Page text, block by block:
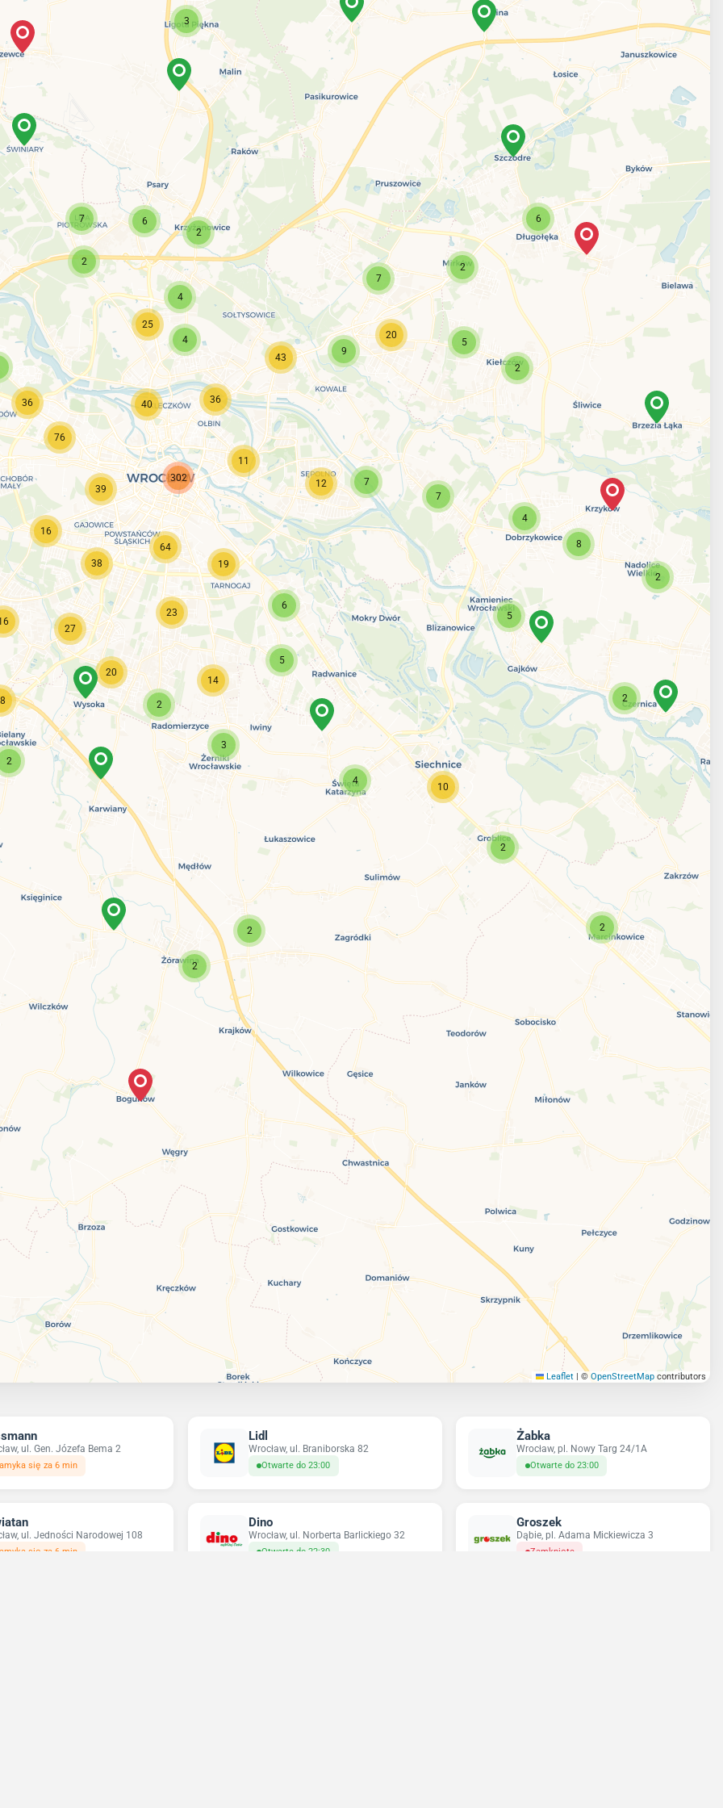
11
36
4
12
4
6
7
9
2
2
5
27
14
2
20
20
6
7
7
7
3
5
2
2
2
4
4
5
8
10
6
3
2
2
2
2
2
2
302
40
64
39
19
76
23
25
43
16
38
36
Leaflet | © OpenStreetMap contributors
ul. Gen. Józefa Bema 2
się za 6 min
Lidl
Wrocław, ul. Braniborska 82
Otwarte do 23:00
Żabka
Wrocław, pl. Nowy Targ 24/1A
Otwarte do 23:00
ul. Jedności Narodowej 108
się za 6 min
Dino
Wrocław, ul. Norberta Barlickiego 32
Otwarte do 22:30
Groszek
Dąbie, pl. Adama Mickiewicza 3
Zamknięte